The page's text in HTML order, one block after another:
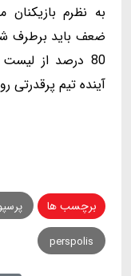
به نظرم
80 درصد از
آینده تیم پرقدرتی
برچسب ها
perspolis